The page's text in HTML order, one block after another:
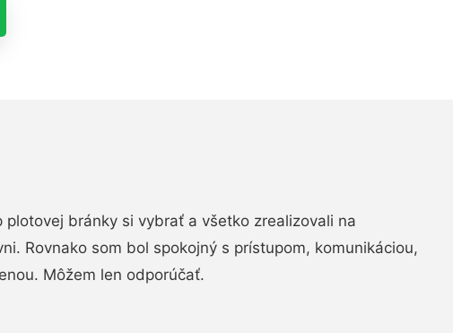
plotovej bránky si vybrať a všetko zrealizovali na
Rovnako som bol spokojný s prístupom, komunikáciou,
Môžem len odporúčať.